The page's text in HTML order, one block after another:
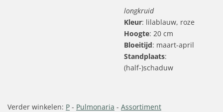
longkruid
Kleur: lilablauw, roze
Hoogte: 20 cm
Bloeitijd: maart-april
Standplaats:
(half-)schaduw
Verder winkelen: P - Pulmonaria - Assortiment